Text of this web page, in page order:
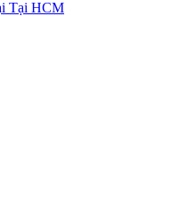
Tại HCM